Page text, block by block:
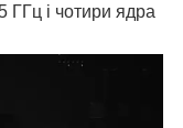
ГГц і чотири ядра